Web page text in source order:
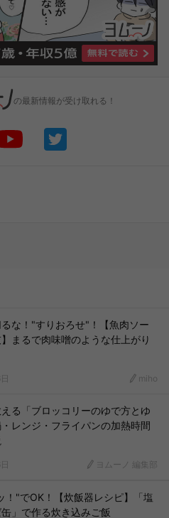
の最新情報が受け取れる！
な！"すりおろせ"！【魚肉ソー
まるで肉味噌のような仕上がり
miho
る「ブロッコリーのゆで方とゆ
レンジ・フライパンの加熱時間
ヨムーノ 編集部
！"でOK！【炊飯器レシピ】「塩
」で作る炊き込みご飯